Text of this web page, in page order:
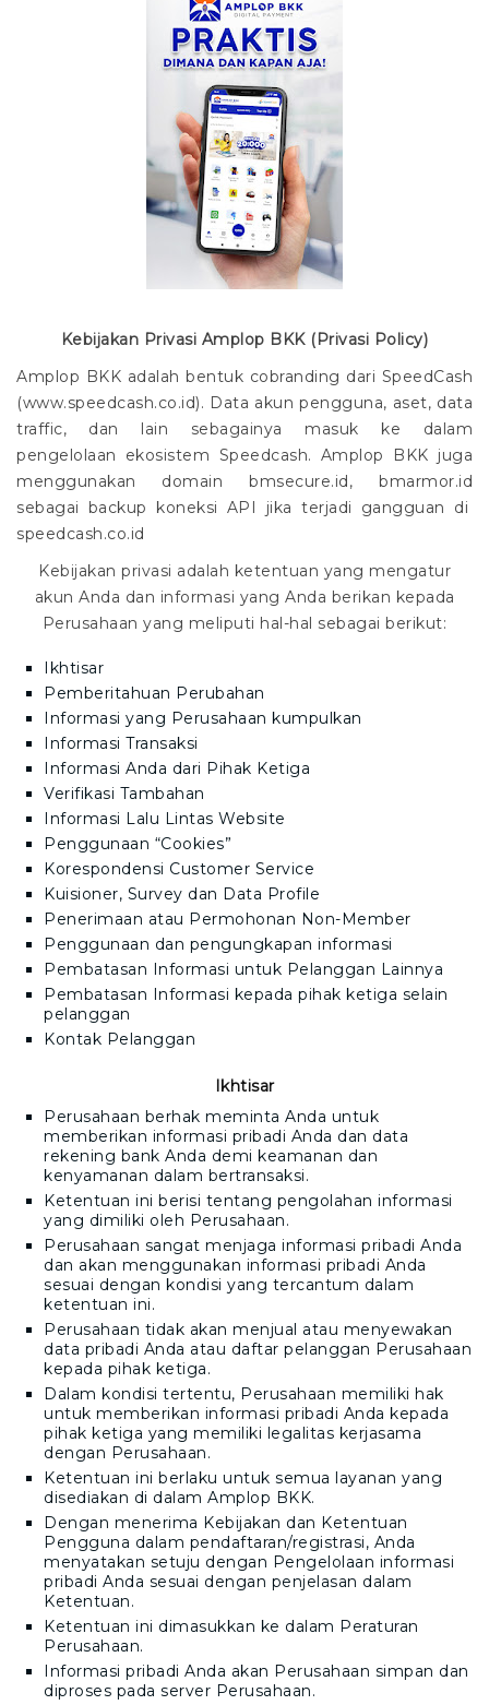
Tamades Haji / Umroh
Kredit Perangkat Desa
Kredit Mikro Bersama
Kredit Mikro Nelayan dan UKM Perikanan
Kredit Grace Period
Kredit Air Jamas
Kredit Murah Pedagang Pasar
Pembukaan Rekening Tabungan
Pembukaan Rekening Deposito
Download Surat Pernyataan
Kebijakan Privasi Amplop BKK (Privasi Policy)
Amplop BKK adalah bentuk cobranding dari SpeedCash
(www.speedcash.co.id). Data akun pengguna, aset, data
traffic, dan lain sebagainya masuk ke dalam
pengelolaan ekosistem Speedcash. Amplop BKK juga
menggunakan domain bmsecure.id, bmarmor.id
sebagai backup koneksi API jika terjadi gangguan di
speedcash.co.id
Kebijakan privasi adalah ketentuan yang mengatur
akun Anda dan informasi yang Anda berikan kepada
Perusahaan yang meliputi hal-hal sebagai berikut:
Ikhtisar
Pemberitahuan Perubahan
Informasi yang Perusahaan kumpulkan
Informasi Transaksi
Informasi Anda dari Pihak Ketiga
Verifikasi Tambahan
Informasi Lalu Lintas Website
Penggunaan “Cookies”
Korespondensi Customer Service
Kuisioner, Survey dan Data Profile
Penerimaan atau Permohonan Non-Member
Penggunaan dan pengungkapan informasi
Pembatasan Informasi untuk Pelanggan Lainnya
Pembatasan Informasi kepada pihak ketiga selain
pelanggan
Kontak Pelanggan
Ikhtisar
Perusahaan berhak meminta Anda untuk
memberikan informasi pribadi Anda dan data
rekening bank Anda demi keamanan dan
kenyamanan dalam bertransaksi.
Ketentuan ini berisi tentang pengolahan informasi
yang dimiliki oleh Perusahaan.
Perusahaan sangat menjaga informasi pribadi Anda
dan akan menggunakan informasi pribadi Anda
sesuai dengan kondisi yang tercantum dalam
ketentuan ini.
Perusahaan tidak akan menjual atau menyewakan
data pribadi Anda atau daftar pelanggan Perusahaan
kepada pihak ketiga.
Dalam kondisi tertentu, Perusahaan memiliki hak
untuk memberikan informasi pribadi Anda kepada
pihak ketiga yang memiliki legalitas kerjasama
dengan Perusahaan.
Ketentuan ini berlaku untuk semua layanan yang
disediakan di dalam Amplop BKK.
Dengan menerima Kebijakan dan Ketentuan
Pengguna dalam pendaftaran/registrasi, Anda
menyatakan setuju dengan Pengelolaan informasi
pribadi Anda sesuai dengan penjelasan dalam
Ketentuan.
Ketentuan ini dimasukkan ke dalam Peraturan
Perusahaan.
Informasi pribadi Anda akan Perusahaan simpan dan
diproses pada server Perusahaan.